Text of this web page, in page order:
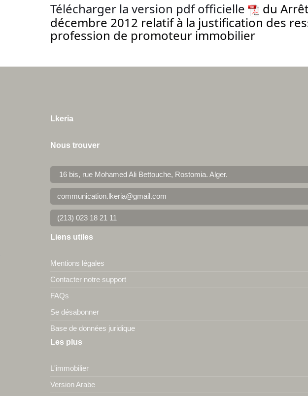
Télécharger la version pdf officielle
du
décembre 2012 relatif à la justification des
profession de promoteur immobilier
Lkeria
Nous trouver
16 bis, rue Mohamed Ali Bettouche, Rostomia. Alger.
communication.lkeria@gmail.com
(213) 023 18 21 11
Liens utiles
Mentions légales
Contacter notre support
FAQs
Se désabonner
Base de données juridique
Les plus
L'immobilier
Version Arabe